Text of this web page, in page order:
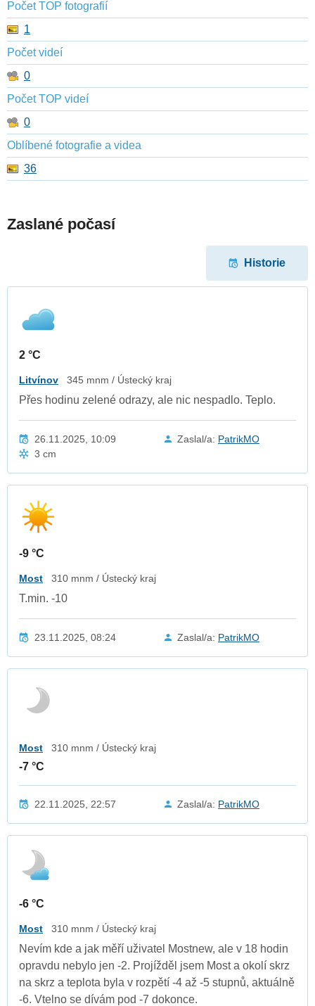
Počet TOP fotografií
1
Počet videí
0
Počet TOP videí
0
Oblíbené fotografie a videa
36
Zaslané počasí
Historie
2 °C
Litvínov 345 mnm / Ústecký kraj
Přes hodinu zelené odrazy, ale nic nespadlo. Teplo.
26.11.2025, 10:09 Zaslal/a: PatrikMO
3 cm
-9 °C
Most 310 mnm / Ústecký kraj
T.min. -10
23.11.2025, 08:24 Zaslal/a: PatrikMO
Most 310 mnm / Ústecký kraj
-7 °C
22.11.2025, 22:57 Zaslal/a: PatrikMO
-6 °C
Most 310 mnm / Ústecký kraj
Nevím kde a jak měří uživatel Mostnew, ale v 18 hodin
opravdu nebylo jen -2. Projížděl jsem Most a okolí skrz
na skrz a teplota byla v rozpětí -4 až -5 stupnů, aktuálně
-6. Vtelno se dívám pod -7 dokonce.